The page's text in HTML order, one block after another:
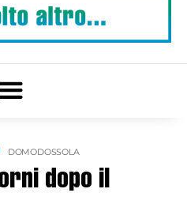
DOMODOSSOLA
dopo il